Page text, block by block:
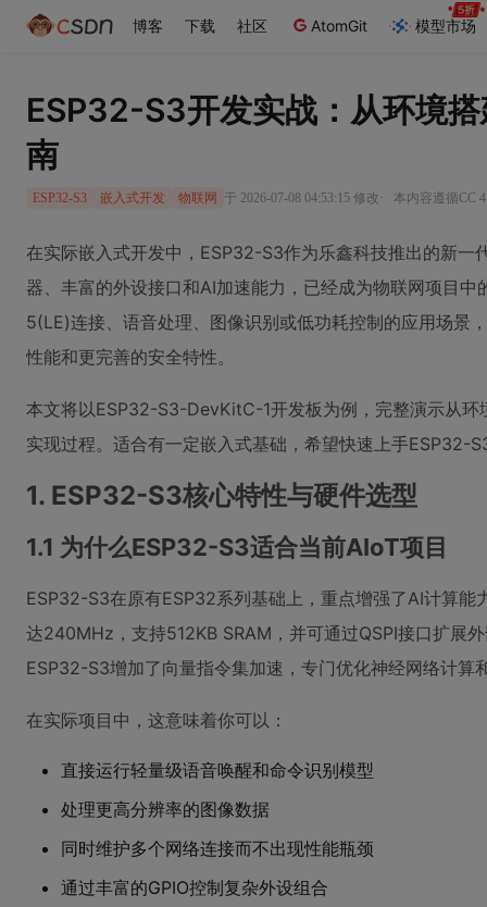
博客 下载 社区 AtomGit 模型市场
ESP32-S3开发实战：从环境
南
ESP32-S3 嵌入式开发 物联网 于 2026-07-08 04:53:15 修改 · 本内容遵循CC
在实际嵌入式开发中，ESP32-S3作为乐鑫科技推出的新
器、丰富的外设接口和AI加速能力，已经成为物联网项目
5(LE)连接、语音处理、图像识别或低功耗控制的应用场景
性能和更完善的安全特性。
本文将以ESP32-S3-DevKitC-1开发板为例，完整演示从环
实现过程。适合有一定嵌入式基础，希望快速上手ESP32-
1. ESP32-S3核心特性与硬件选型
1.1 为什么ESP32-S3适合当前AIoT项目
ESP32-S3在原有ESP32系列基础上，重点增强了AI计算能
达240MHz，支持512KB SRAM，并可通过QSPI接口扩展
ESP32-S3增加了向量指令集加速，专门优化神经网络计算
在实际项目中，这意味着你可以：
直接运行轻量级语音唤醒和命令识别模型
处理更高分辨率的图像数据
同时维护多个网络连接而不出现性能瓶颈
通过丰富的GPIO控制复杂外设组合